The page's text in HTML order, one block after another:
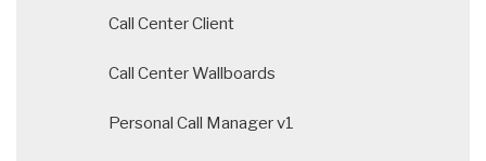
Call Center Client
Call Center Wallboards
Personal Call Manager v1